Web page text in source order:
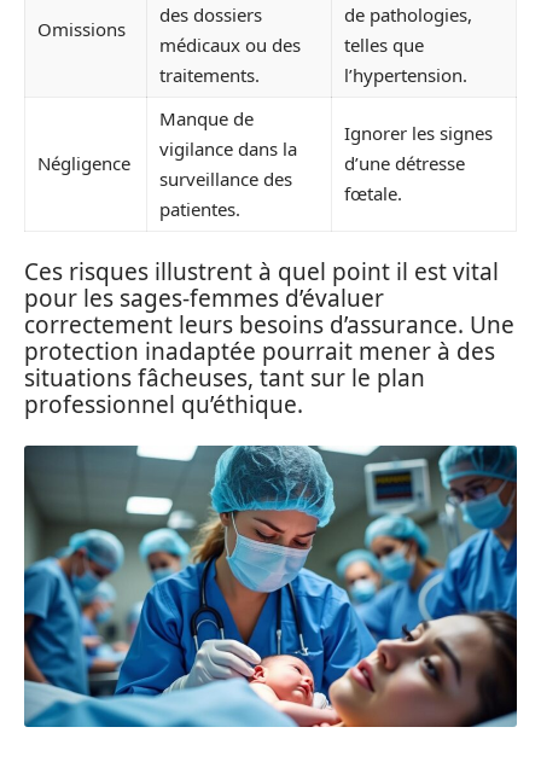
Omissions
des dossiers
médicaux ou des
traitements.
de pathologies,
telles que
l’hypertension.
Négligence
Manque de
vigilance dans la
surveillance des
patientes.
Ignorer les signes
d’une détresse
fœtale.
Ces risques illustrent à quel point il est vital
pour les sages-femmes d’évaluer
correctement leurs besoins d’assurance. Une
protection inadaptée pourrait mener à des
situations fâcheuses, tant sur le plan
professionnel qu’éthique.